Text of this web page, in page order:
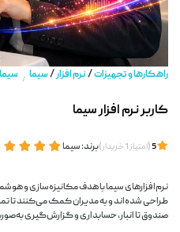
راهکارها و تجهیزات/نرم افزار/سیما / سیما
کاربر نرم افزار سیما
(امتیاز1خریدار)برند:سیما
نرم‌افزارهای سیما با هدف مکانیزه‌سازی و
طراحی شده‌اند و به مدیران کمک می‌کنند تا
صندوق تا انبار، حسابداری و گزارش‌گیری